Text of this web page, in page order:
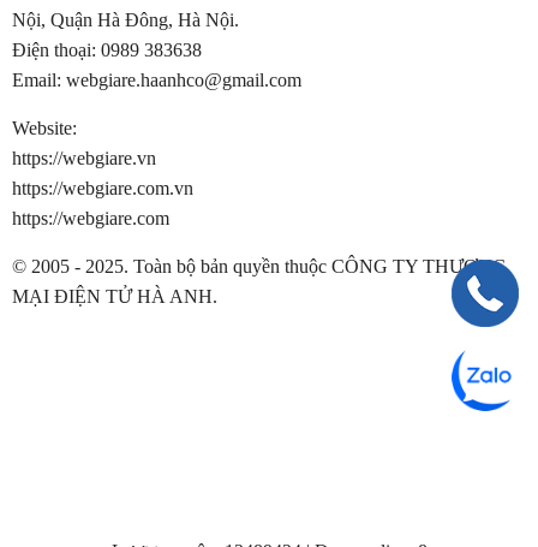
Nội, Quận Hà Đông, Hà Nội.
Điện thoại: 0989 383638
Email: webgiare.haanhco@gmail.com
Website:
https://webgiare.vn
https://webgiare.com.vn
https://webgiare.com
© 2005 - 2025. Toàn bộ bản quyền thuộc CÔNG TY THƯƠNG
MẠI ĐIỆN TỬ HÀ ANH.